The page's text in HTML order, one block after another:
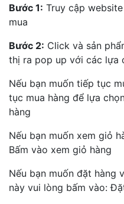
Bước 1: Truy cập
mua
Bước 2: Click và sản
thị ra pop up với các lựa
Nếu bạn muốn tiếp tục
tục mua hàng để lựa
hàng
Nếu bạn muốn xem giỏ
Bấm vào xem giỏ hàng
Nếu bạn muốn đặt hàng
này vui lòng bấm vào: